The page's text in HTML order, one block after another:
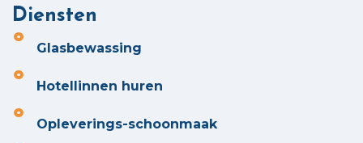
Diensten
Glasbewassing
Hotellinnen huren
Opleverings-schoonmaak